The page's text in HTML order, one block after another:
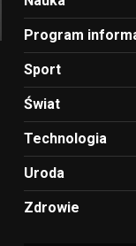
Program
Sport
Świat
Technologia
Uroda
Zdrowie